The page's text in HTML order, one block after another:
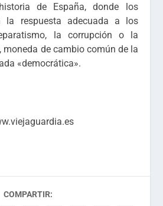
de España, donde los
la respuesta adecuada a los
la corrupción o la
moneda de cambio común de la
«democrática».
COMPARTIR: